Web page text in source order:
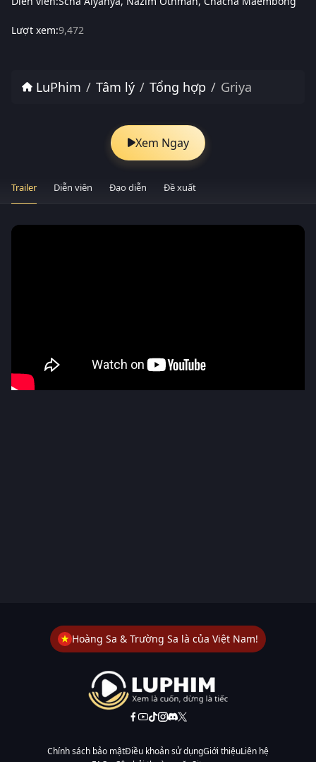
Lượt xem:9,472
LuPhim Tâm lý Tổng hợp Griya
Xem Ngay
Trailer Diễn viên Đạo diễn Đề xuất
Hoàng Sa & Trường Sa là của Việt Nam!
Chính sách bảo mậtĐiều khoản sử dụngGiới thiệuLiên hệ